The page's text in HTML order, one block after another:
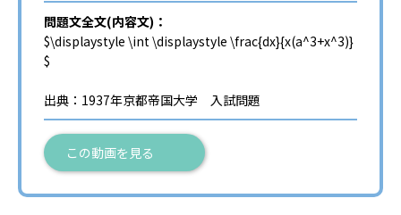
問題文全文(内容文)：
$\displaystyle \int \displaystyle \frac{dx}{x(a^3+x^3)}
$
出典：1937年京都帝国大学 入試問題
この動画を見る